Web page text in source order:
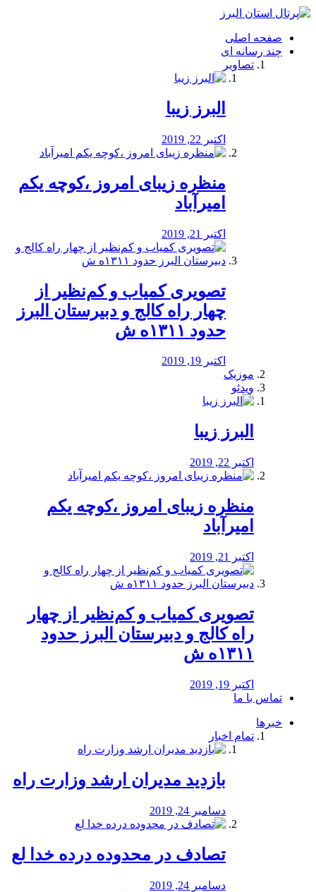
فصد
شرق
تهران
خشکشویی
صفحه اصلی
چند رسانه ای
تصاویر
البرز زیبا
اکتبر 22, 2019
منظره‌‌ زیبای امروز ،کوچه یکم
امیرآباد
اکتبر 21, 2019
️تصویری کمیاب و کم‌نظیر از
چهار راه كالج و دبيرستان البرز
حدود ۱۳۱۱ه ش
اکتبر 19, 2019
موزیک
ویدئو
البرز زیبا
اکتبر 22, 2019
منظره‌‌ زیبای امروز ،کوچه یکم
امیرآباد
اکتبر 21, 2019
️تصویری کمیاب و کم‌نظیر از چهار
راه كالج و دبيرستان البرز حدود
۱۳۱۱ه ش
اکتبر 19, 2019
تماس با ما
خبرها
تمام اخبار
بازدید مدیران ارشد وزارت راه
دسامبر 24, 2019
تصادف در محدوده درده خدا لع
دسامبر 24, 2019